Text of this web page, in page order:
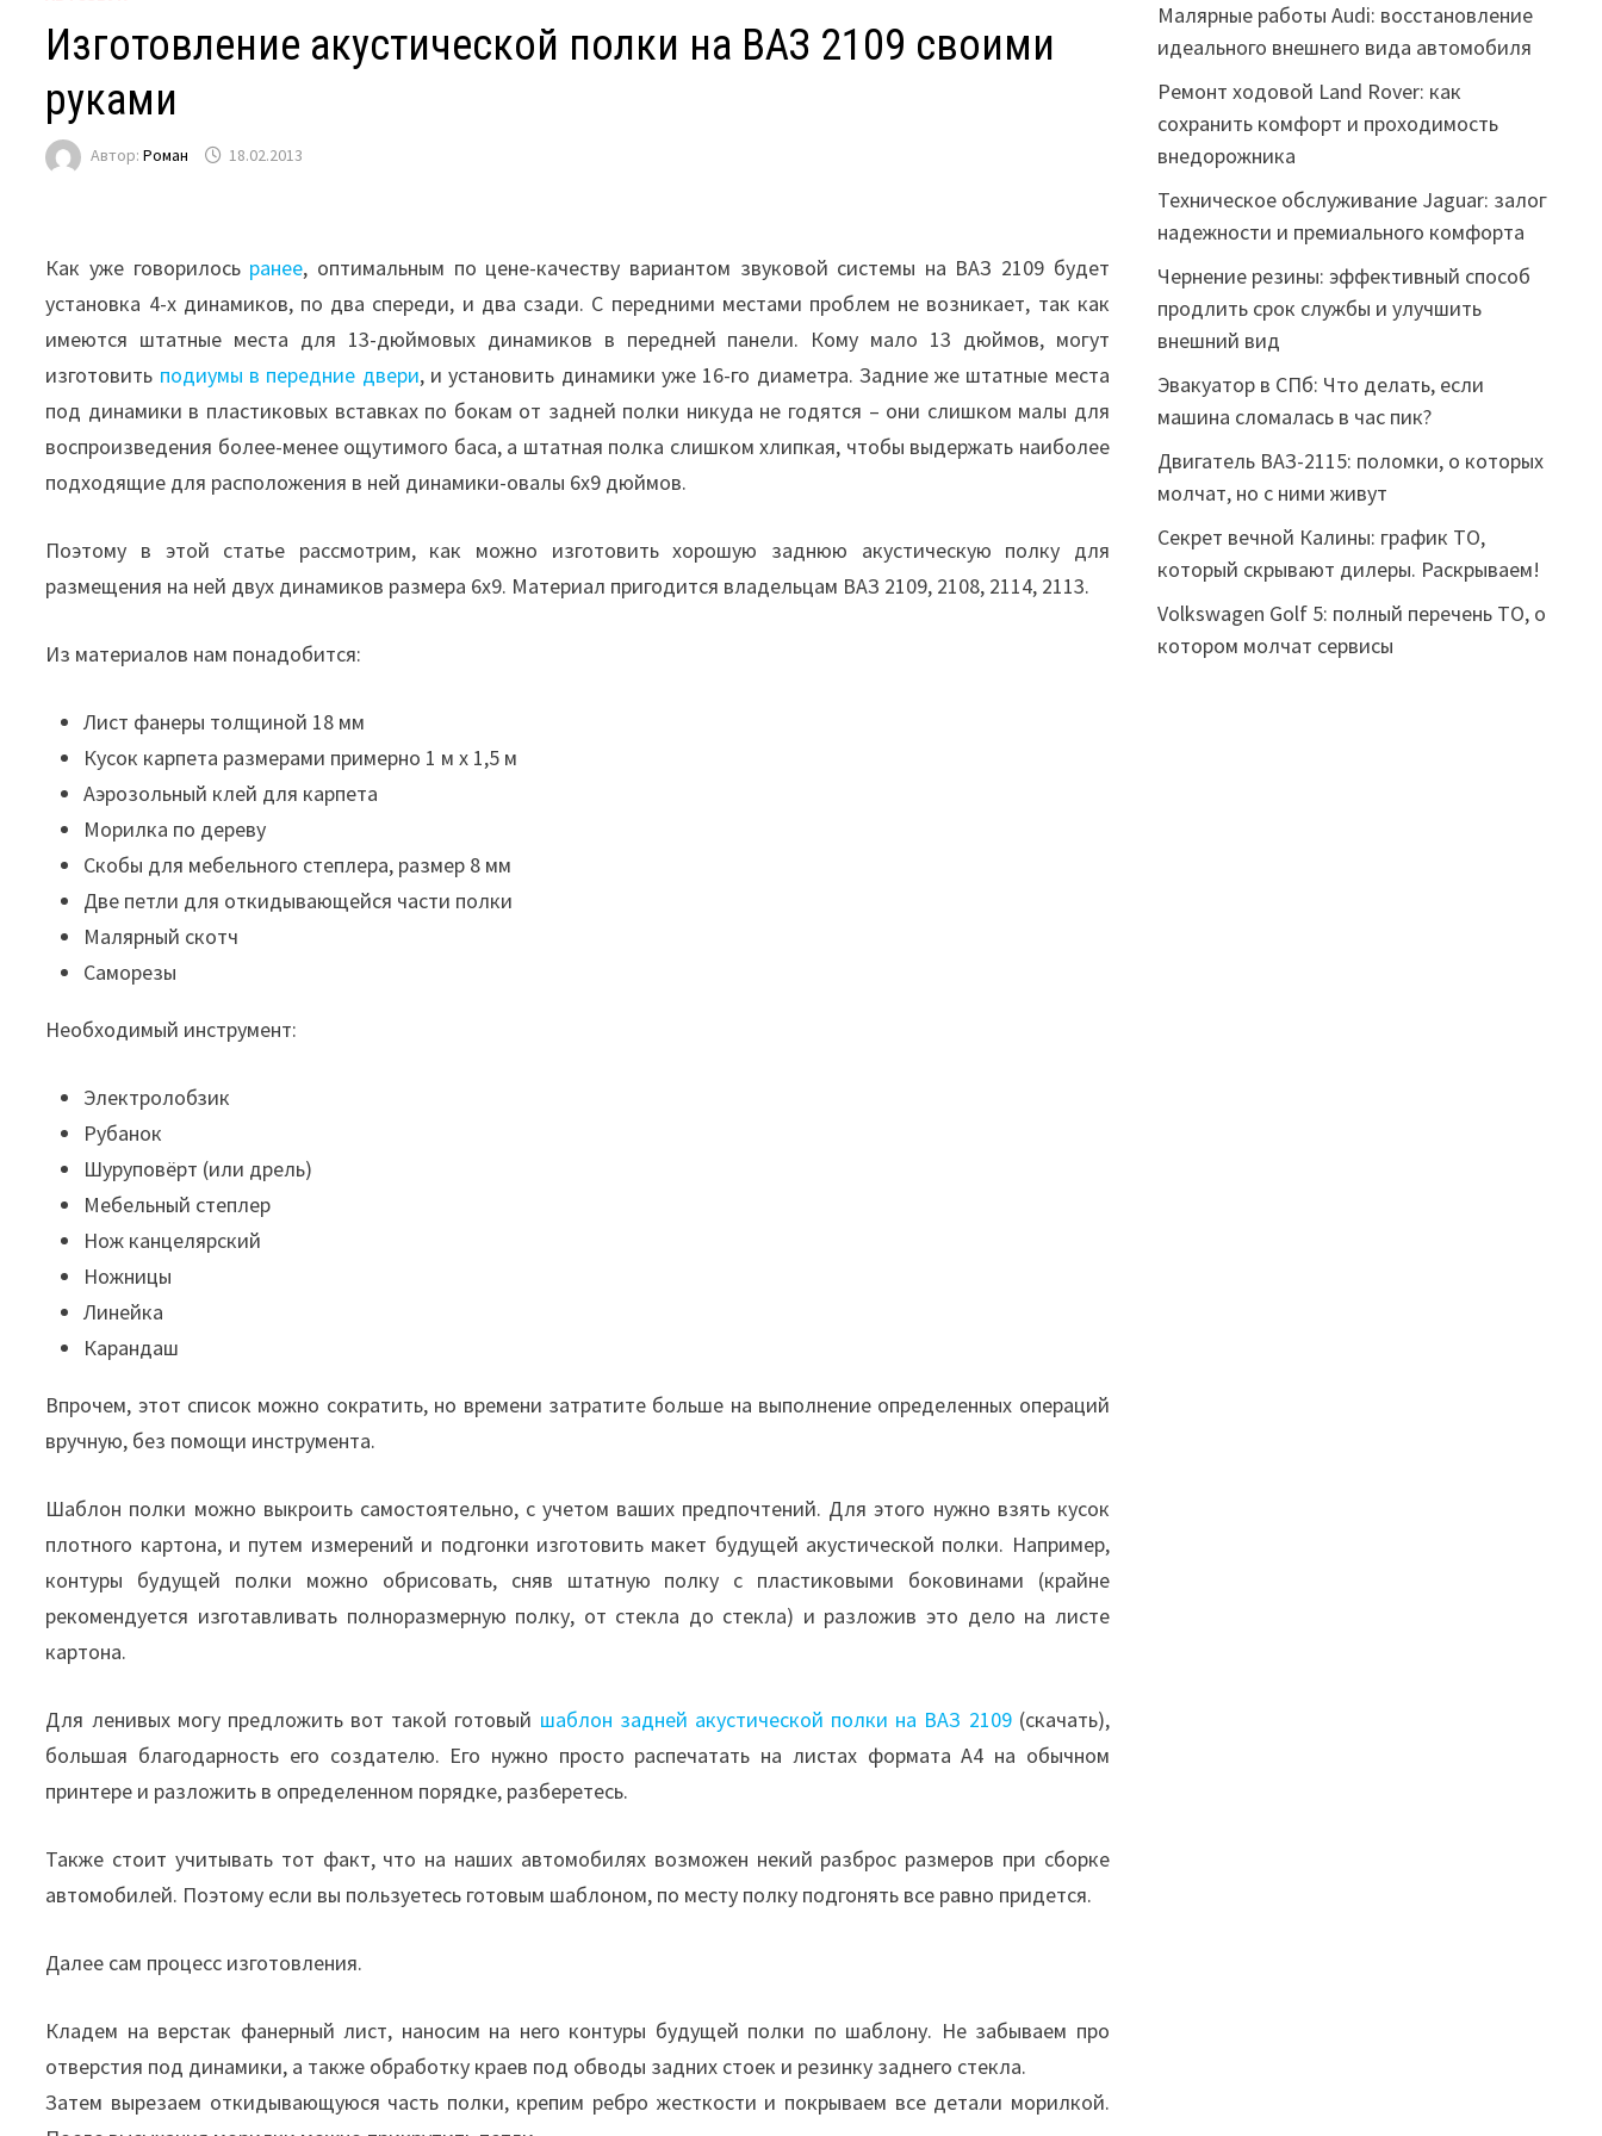
Изготовление акустической полки на ВАЗ 2109 своими
руками
Автор:Роман 18.02.2013
Как уже говорилось ранее, оптимальным по цене-качеству вариантом звуковой системы на ВАЗ 2109 будет
установка 4-х динамиков, по два спереди, и два сзади. С передними местами проблем не возникает, так как
имеются штатные места для 13-дюймовых динамиков в передней панели. Кому мало 13 дюймов, могут
изготовить подиумы в передние двери, и установить динамики уже 16-го диаметра. Задние же штатные места
под динамики в пластиковых вставках по бокам от задней полки никуда не годятся – они слишком малы для
воспроизведения более-менее ощутимого баса, а штатная полка слишком хлипкая, чтобы выдержать наиболее
подходящие для расположения в ней динамики-овалы 6х9 дюймов.
Поэтому в этой статье рассмотрим, как можно изготовить хорошую заднюю акустическую полку для
размещения на ней двух динамиков размера 6х9. Материал пригодится владельцам ВАЗ 2109, 2108, 2114, 2113.
Из материалов нам понадобится:
Лист фанеры толщиной 18 мм
Кусок карпета размерами примерно 1 м х 1,5 м
Аэрозольный клей для карпета
Морилка по дереву
Скобы для мебельного степлера, размер 8 мм
Две петли для откидывающейся части полки
Малярный скотч
Саморезы
Необходимый инструмент:
Электролобзик
Рубанок
Шуруповёрт (или дрель)
Мебельный степлер
Нож канцелярский
Ножницы
Линейка
Карандаш
Впрочем, этот список можно сократить, но времени затратите больше на выполнение определенных операций
вручную, без помощи инструмента.
Шаблон полки можно выкроить самостоятельно, с учетом ваших предпочтений. Для этого нужно взять кусок
плотного картона, и путем измерений и подгонки изготовить макет будущей акустической полки. Например,
контуры будущей полки можно обрисовать, сняв штатную полку с пластиковыми боковинами (крайне
рекомендуется изготавливать полноразмерную полку, от стекла до стекла) и разложив это дело на листе
картона.
Для ленивых могу предложить вот такой готовый шаблон задней акустической полки на ВАЗ 2109(скачать),
большая благодарность его создателю. Его нужно просто распечатать на листах формата А4 на обычном
принтере и разложить в определенном порядке, разберетесь.
Также стоит учитывать тот факт, что на наших автомобилях возможен некий разброс размеров при сборке
автомобилей. Поэтому если вы пользуетесь готовым шаблоном, по месту полку подгонять все равно придется.
Далее сам процесс изготовления.
Кладем на верстак фанерный лист, наносим на него контуры будущей полки по шаблону. Не забываем про
отверстия под динамики, а также обработку краев под обводы задних стоек и резинку заднего стекла.
Затем вырезаем откидывающуюся часть полки, крепим ребро жесткости и покрываем все детали морилкой.
Малярные работы Audi: восстановление
идеального внешнего вида автомобиля
Ремонт ходовой Land Rover: как
сохранить комфорт и проходимость
внедорожника
Техническое обслуживание Jaguar: залог
надежности и премиального комфорта
Чернение резины: эффективный способ
продлить срок службы и улучшить
внешний вид
Эвакуатор в СПб: Что делать, если
машина сломалась в час пик?
Двигатель ВАЗ-2115: поломки, о которых
молчат, но с ними живут
Секрет вечной Калины: график ТО,
который скрывают дилеры. Раскрываем!
Volkswagen Golf 5: полный перечень ТО, о
котором молчат сервисы